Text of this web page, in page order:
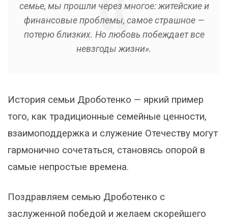
семье, мы прошли через многое: житейские и
финансовые проблемы, самое страшное —
потерю близких. Но любовь побеждает все
невзгоды жизни».
История семьи Дроботенко — яркий пример
того, как традиционные семейные ценности,
взаимоподдержка и служение Отечеству могут
гармонично сочетаться, становясь опорой в
самые непростые времена.
Поздравляем семью Дроботенко с
заслуженной победой и желаем скорейшего